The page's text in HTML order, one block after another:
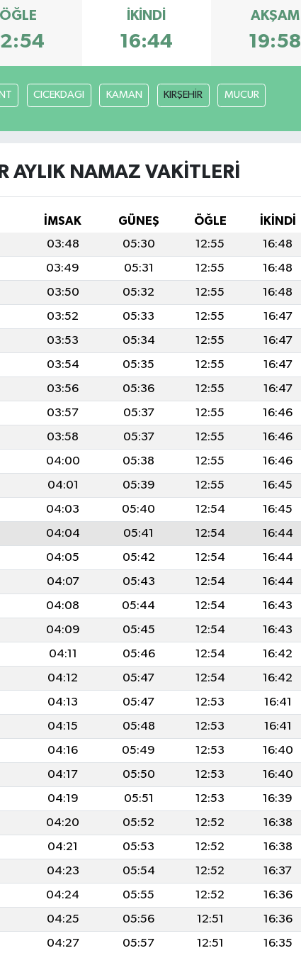
ÖĞLE İKINDI
16:44
AKŞAM
19:58
CICEKDAGI KAMAN KIRŞEHİR MUCUR
AYLIK NAMAZ VAKITLERI
İMSAK GÜNEŞ ÖĞLE İKINDI
03:48 05:30 12:55 16:48
03:49 05:31 12:55 16:48
03:50 05:32 12:55 16:48
03:52 05:33 12:55 16:47
03:53 05:34 12:55 16:47
03:54 05:35 12:55 16:47
03:56 05:36 12:55 16:47
03:57 05:37 12:55 16:46
03:58 05:37 12:55 16:46
04:00 05:38 12:55 16:46
04:01 05:39 12:55 16:45
04:03 05:40 12:54 16:45
04:04 05:41 12:54 16:44
04:05 05:42 12:54 16:44
04:07 05:43 12:54 16:44
04:08 05:44 12:54 16:43
04:09 05:45 12:54 16:43
04:11 05:46 12:54 16:42
04:12 05:47 12:54 16:42
04:13 05:47 12:53 16:41
04:15 05:48 12:53 16:41
04:16 05:49 12:53 16:40
04:17 05:50 12:53 16:40
04:19 05:51 12:53 16:39
04:20 05:52 12:52 16:38
04:21 05:53 12:52 16:38
04:23 05:54 12:52 16:37
04:24 05:55 12:52 16:36
04:25 05:56 12:51 16:36
04:27 05:57 12:51 16:35